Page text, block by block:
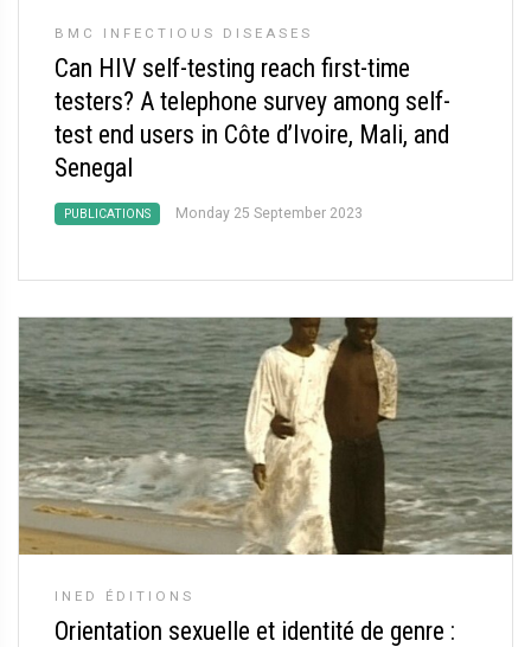
BMC INFECTIOUS DISEASES
Can HIV self-testing reach first-time
testers? A telephone survey among self-
test end users in Côte d’Ivoire, Mali, and
Senegal
PUBLICATIONS Monday 25 September 2023
INED ÉDITIONS
Orientation sexuelle et identité de genre :